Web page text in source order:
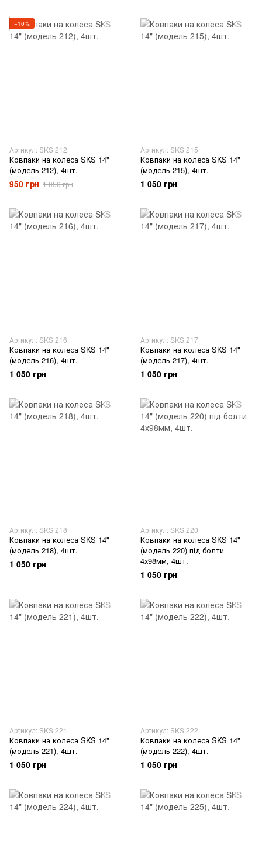
−10%
Артикул: SKS 212
Ковпаки на колеса SKS 14"
(модель 212), 4шт.
950 грн 1 050 грн
Артикул: SKS 215
Ковпаки на колеса SKS 14"
(модель 215), 4шт.
1 050 грн
Артикул: SKS 216
Ковпаки на колеса SKS 14"
(модель 216), 4шт.
1 050 грн
Артикул: SKS 217
Ковпаки на колеса SKS 14"
(модель 217), 4шт.
1 050 грн
Артикул: SKS 218
Ковпаки на колеса SKS 14"
(модель 218), 4шт.
1 050 грн
Артикул: SKS 220
Ковпаки на колеса SKS 14"
(модель 220) під болти
4х98мм, 4шт.
1 050 грн
Артикул: SKS 221
Ковпаки на колеса SKS 14"
(модель 221), 4шт.
1 050 грн
Артикул: SKS 222
Ковпаки на колеса SKS 14"
(модель 222), 4шт.
1 050 грн